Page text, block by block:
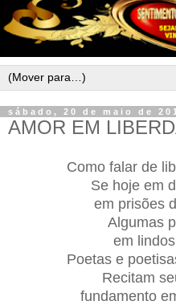
sábado, 20 de maio de
AMOR EM
Como falar de
Se hoje em
em prisões
Algumas
em
Poetas e
Recitam
fundamento